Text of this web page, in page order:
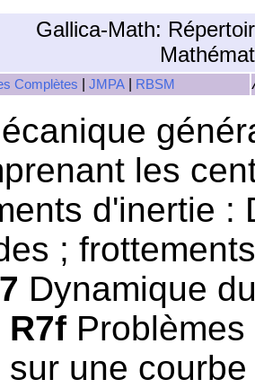
Gallica-Math:
Complètes JMPA RBSM
les
d'inertie :
;
Dynamique
R7f
sur une courbe